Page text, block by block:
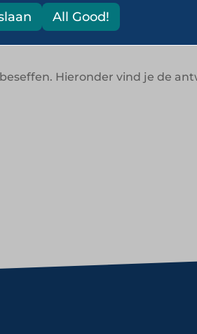
Beïnvloeden
Hieronder vind je de
All Good!